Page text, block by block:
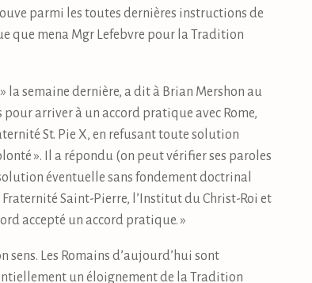
parmi les toutes dernières instructions de
que mena Mgr Lefebvre pour la Tradition
la semaine dernière, a dit à Brian Mershon au
arriver à un accord pratique avec Rome,
St. Pie X, en refusant toute solution
». Il a répondu (on peut vérifier ses paroles
éventuelle sans fondement doctrinal
Fraternité Saint-Pierre, l’Institut du Christ-Roi et
accepté un accord pratique. »
Les Romains d’aujourd’hui sont
un éloignement de la Tradition